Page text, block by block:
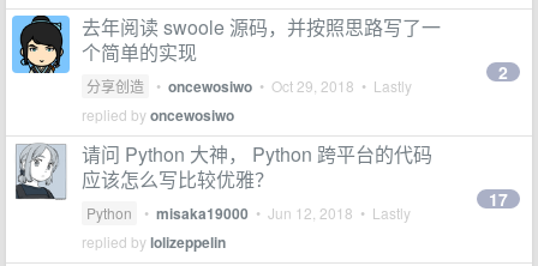
去年阅读 swoole 源码，并按照思路写了一
个简单的实现
分享创造 • oncewosiwo • Oct 29, 2018 • Lastly
replied byoncewosiwo
2
请问 Python 大神， Python 跨平台的代码
应该怎么写比较优雅？
Python • misaka19000 • Jun 12, 2018 • Lastly
replied bylolizeppelin
17